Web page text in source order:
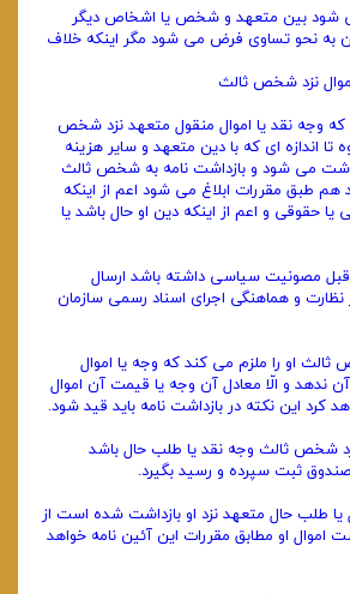
شود بین متعهد و شخص یا اشخاص دیگر
به نحو تساوی فرض می‌ شود مگر اینکه خلاف
نزد شخص ثالث
که وجه نقد یا اموال منقول متعهد نزد شخص
اندازه‌ ای که با دین متعهد و سایر هزینه‌
می‌ شود و بازداشت نامه به شخص ثالث
هم طبق مقررات ابلاغ می‌ شود اعم از اینکه
و اعم از اینکه دین او حال باشد یا
قبل مصونیت سیاسی داشته باشد ارسال
نظارت و هماهنگی اجرای اسناد رسمی سازمان
ثالث او را ملزم می‌ کند که وجه یا اموال
ندهد و الّا معادل آن وجه یا قیمت آن اموال
کرد این نکته در بازداشت نامه باید قید شود.
شخص ثالث وجه نقد یا طلب حال باشد
ثبت سپرده و رسید بگیرد.
طلب حال متعهد نزد او بازداشت شده است از
اموال او مطابق مقررات این آئین‌ نامه خواهد